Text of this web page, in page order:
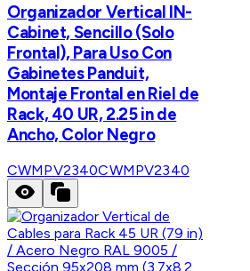
Organizador Vertical IN-
Cabinet, Sencillo (Solo
Frontal), Para Uso Con
Gabinetes Panduit,
Montaje Frontal en Riel de
Rack, 40 UR, 2.25 in de
Ancho, Color Negro
CWMPV2340CWMPV2340